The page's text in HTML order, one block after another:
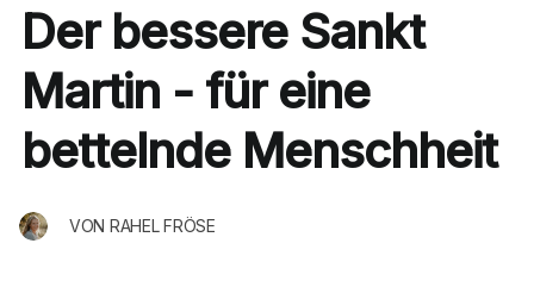
Der bessere Sankt
Martin - für eine
bettelnde Menschheit
VON RAHEL FRÖSE